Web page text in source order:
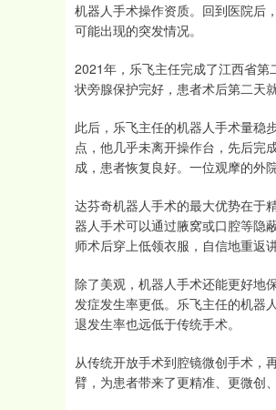
机器人手术操作资质。回到医院后
可能出现的突发情况。
2021年，乐飞主任完成了江西省
状旁腺保护完好，患者术后第二天
此后，乐飞主任的机器人手术量稳
点，他几乎未离开操作台，先后完
成，患者恢复良好。一位观摩的外
达芬奇机器人手术的最大优势在于
器人手术可以通过腋窝或口腔等隐
师术后穿上低领衣服，自信地重返
除了美观，机器人手术还能更好地
发症发生率更低。乐飞主任的机器
退发生率也远低于传统手术。
从传统开放手术到腔镜微创手术，
臂，为患者带来了更精准、更微创
1.42% 沪深300